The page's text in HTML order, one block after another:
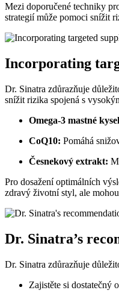
Mezi doporučené techniky
strategií může pomoci snížit
Incorporating
Dr. Sinatra zdůrazňuje
snížit rizika spojená s
Omega-3 mastné
CoQ10: Pomáhá
Česnekový extrakt:
Pro dosažení optimálních
zdravý životní styl, ale
Dr. Sinatra’s
Dr. Sinatra zdůrazňuje
Zajistěte si dostatečný